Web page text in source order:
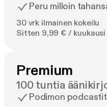
Peru milloin
30 vrk ilmainen kokeilu
Sitten 9,99 € / kuukausi
Premium
100 tuntia
Podimon podcastit